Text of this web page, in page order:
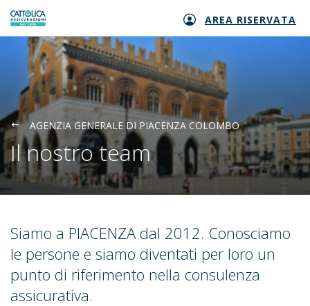
Generali logo AREA RISERVATA
AGENZIA GENERALE DI PIACENZA COLOMBO
Il nostro team
Siamo a PIACENZA dal 2012. Conosciamo
le persone e siamo diventati per loro un
punto di riferimento nella consulenza
assicurativa.